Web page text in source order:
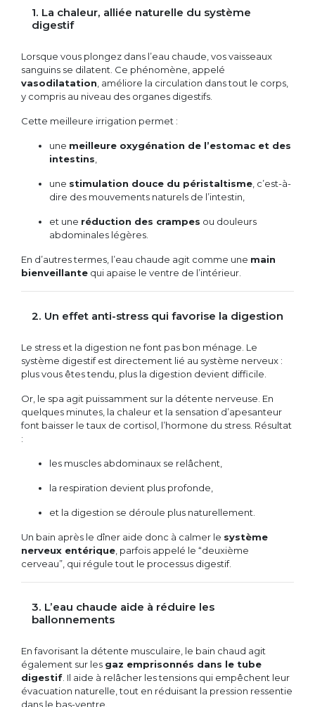
1. La chaleur, alliée naturelle du système
digestif
Lorsque vous plongez dans l’eau chaude, vos vaisseaux
sanguins se dilatent. Ce phénomène, appelé
vasodilatation , améliore la circulation dans tout le corps,
y compris au niveau des organes digestifs.
Cette meilleure irrigation permet :
une meilleure oxygénation de l’estomac et des
intestins
une stimulation douce du péristaltisme , c’est-à-
dire des mouvements naturels de l’intestin,
et une réduction des crampes ou douleurs
abdominales légères.
En d’autres termes, l’eau chaude agit comme une main
bienveillante qui apaise le ventre de l’intérieur.
2. Un effet anti-stress qui favorise la digestion
Le stress et la digestion ne font pas bon ménage. Le
système digestif est directement lié au système nerveux :
plus vous êtes tendu, plus la digestion devient difficile.
Or, le spa agit puissamment sur la détente nerveuse. En
quelques minutes, la chaleur et la sensation d’apesanteur
font baisser le taux de cortisol, l’hormone du stress. Résultat
:
les muscles abdominaux se relâchent,
la respiration devient plus profonde,
et la digestion se déroule plus naturellement.
Un bain après le dîner aide donc à calmer le système
nerveux entérique , parfois appelé le “deuxième
cerveau”, qui régule tout le processus digestif.
3. L’eau chaude aide à réduire les
ballonnements
En favorisant la détente musculaire, le bain chaud agit
également sur les gaz emprisonnés dans le tube
digestif . Il aide à relâcher les tensions qui empêchent leur
évacuation naturelle, tout en réduisant la pression ressentie
dans le bas-ventre.